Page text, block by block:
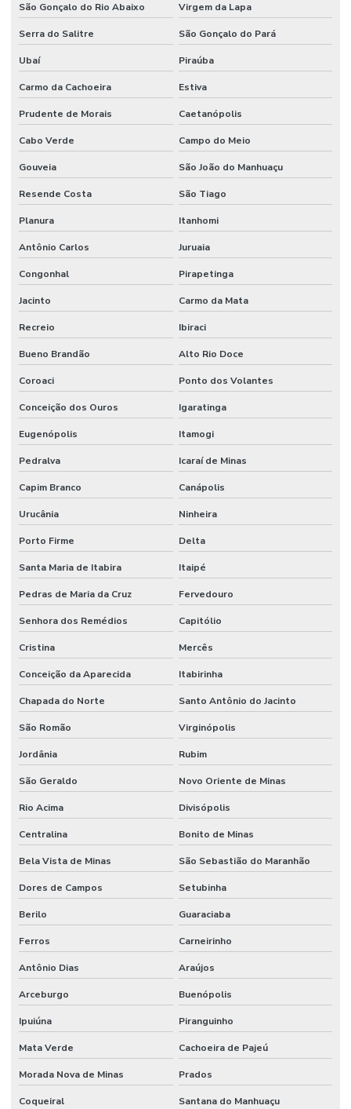
São Gonçalo do Rio Abaixo Virgem da Lapa
Serra do Salitre São Gonçalo do Pará
Ubaí Piraúba
Carmo da Cachoeira Estiva
Prudente de Morais Caetanópolis
Cabo Verde Campo do Meio
Gouveia São João do Manhuaçu
Resende Costa São Tiago
Planura Itanhomi
Antônio Carlos Juruaia
Congonhal Pirapetinga
Jacinto Carmo da Mata
Recreio Ibiraci
Bueno Brandão Alto Rio Doce
Coroaci Ponto dos Volantes
Conceição dos Ouros Igaratinga
Eugenópolis Itamogi
Pedralva Icaraí de Minas
Capim Branco Canápolis
Urucânia Ninheira
Porto Firme Delta
Santa Maria de Itabira Itaipé
Pedras de Maria da Cruz Fervedouro
Senhora dos Remédios Capitólio
Cristina Mercês
Conceição da Aparecida Itabirinha
Chapada do Norte Santo Antônio do Jacinto
São Romão Virginópolis
Jordânia Rubim
São Geraldo Novo Oriente de Minas
Rio Acima Divisópolis
Centralina Bonito de Minas
Bela Vista de Minas São Sebastião do Maranhão
Dores de Campos Setubinha
Berilo Guaraciaba
Ferros Carneirinho
Antônio Dias Araújos
Arceburgo Buenópolis
Ipuiúna Piranguinho
Mata Verde Cachoeira de Pajeú
Morada Nova de Minas Prados
Coqueiral Santana do Manhuaçu